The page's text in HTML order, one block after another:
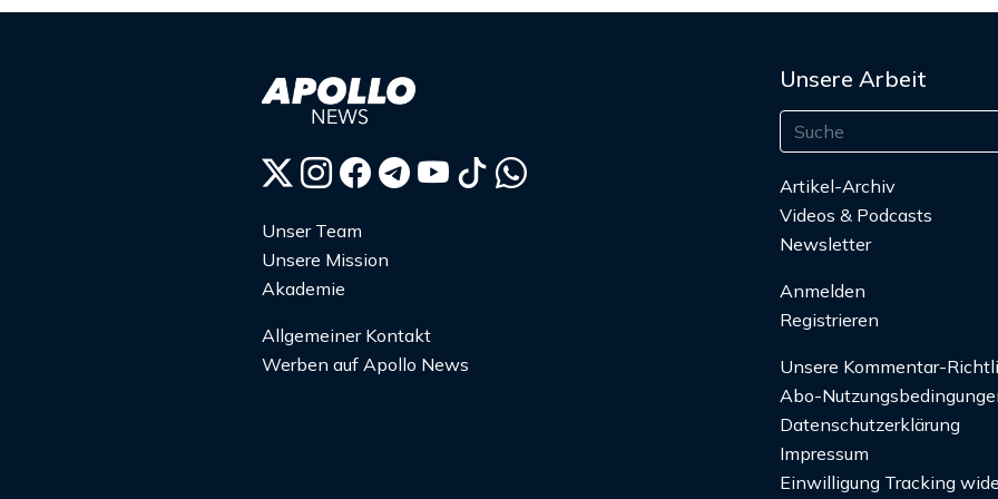
Unser Team
Unsere Mission
Akademie
Allgemeiner Kontakt
Werben auf Apollo News
Unsere Arbeit
Artikel-Archiv
Videos & Podcasts
Newsletter
Anmelden
Registrieren
Unsere Kommentar-
Abo-
Datenschutzerklärung
Impressum
Einwilligung Tracking